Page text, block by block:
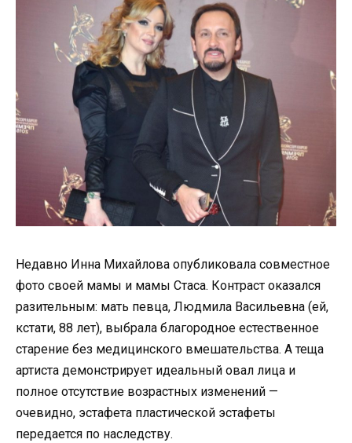
Недавно Инна Михайлова опубликовала совместное
фото своей мамы и мамы Стаса. Контраст оказался
разительным: мать певца, Людмила Васильевна (ей,
кстати, 88 лет), выбрала благородное естественное
старение без медицинского вмешательства. А теща
артиста демонстрирует идеальный овал лица и
полное отсутствие возрастных изменений —
очевидно, эстафета пластической эстафеты
передается по наследству.